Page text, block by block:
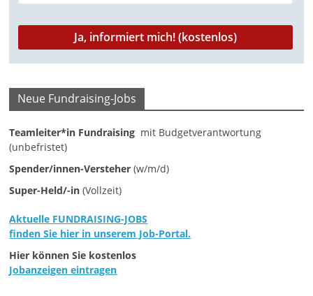
n
f
ü
r
S
o
i
l
Neue Fundraising-Jobs
Teamleiter*in Fundraising mit Budgetverantwortung
(unbefristet)
Spender/innen-Versteher (w/m/d)
Super-Held/-in (Vollzeit)
Aktuelle FUNDRAISING-JOBS
finden Sie hier in unserem Job-Portal.
Hier können Sie kostenlos
Jobanzeigen eintragen